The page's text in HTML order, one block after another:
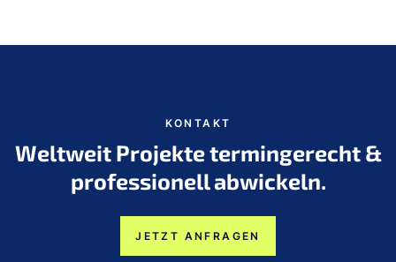
KONTAKT
Weltweit Projekte termingerecht &
professionell abwickeln.
JETZT ANFRAGEN